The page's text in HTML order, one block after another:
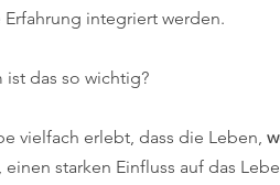
Erfahrung integriert werden.
ist das so wichtig?
vielfach erlebt, dass die Leben,
, einen starken Einfluss auf das